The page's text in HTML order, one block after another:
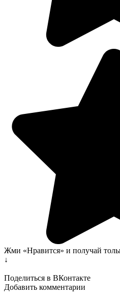
Жми «Нравится» и получай
↓
Поделиться в ВКонтакте
Добавить комментарии